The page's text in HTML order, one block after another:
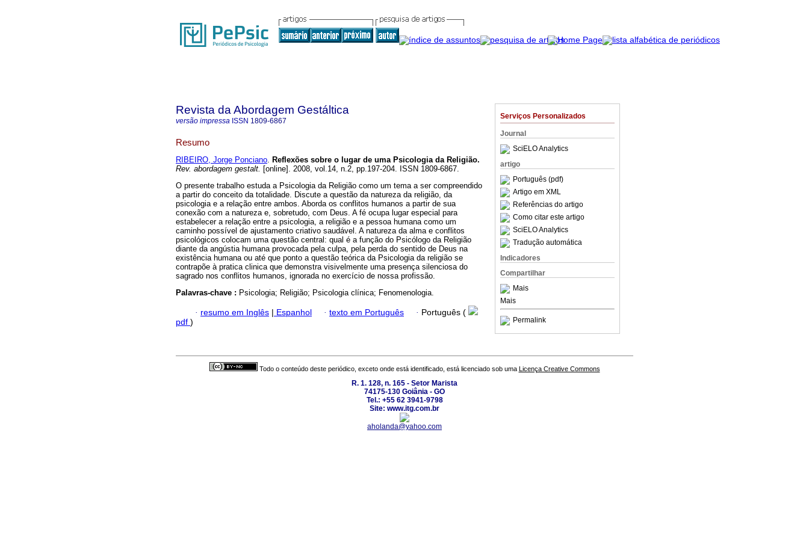
Serviços Personalizados
Journal
SciELO Analytics
artigo
Português (pdf)
Artigo em XML
Referências do artigo
Como citar este artigo
SciELO Analytics
Tradução automática
Indicadores
Compartilhar
Mais
Mais
Permalink
Revista da Abordagem Gestáltica
versão impressa ISSN 1809-6867
Resumo
RIBEIRO, Jorge Ponciano. Reflexões sobre o lugar de uma Psicologia da Religião.
Rev. abordagem gestalt. [online]. 2008, vol.14, n.2, pp.197-204. ISSN 1809-6867.
O presente trabalho estuda a Psicologia da Religião como um tema a ser compreendido
a partir do conceito da totalidade. Discute a questão da natureza da religião, da
psicologia e a relação entre ambos. Aborda os conflitos humanos a partir de sua
conexão com a natureza e, sobretudo, com Deus. A fé ocupa lugar especial para
estabelecer a relação entre a psicologia, a religião e a pessoa humana como um
caminho possível de ajustamento criativo saudável. A natureza da alma e conflitos
psicológicos colocam uma questão central: qual é a função do Psicólogo da Religião
diante da angústia humana provocada pela culpa, pela perda do sentido de Deus na
existência humana ou até que ponto a questão teórica da Psicologia da religião se
contrapõe à pratica clinica que demonstra visivelmente uma presença silenciosa do
sagrado nos conflitos humanos, ignorada no exercício de nossa profissão.
Palavras-chave : Psicologia; Religião; Psicologia clínica; Fenomenologia.
· resumo em Inglês | Espanhol · texto em Português · Português (
pdf )
Todo o conteúdo deste periódico, exceto onde está identificado, está licenciado sob uma Licença Creative Commons
R. 1. 128, n. 165 - Setor Marista
74175-130 Goiânia - GO
Tel.: +55 62 3941-9798
Site: www.itg.com.br
aholanda@yahoo.com